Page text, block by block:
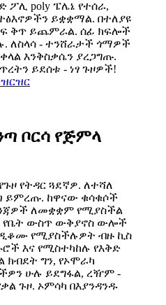
ፖሊ poly ፔሌኔ የተሰራ,
ይቋቋማል. በተለያዩ
ቅጥ ይጨምራል. ሰፊ ክፍሎች
ለስላሳ - ተንሸራታች ጎማዎች
እንቅስቃሴን ያረጋግጡ.
ይደሰቱ - ነፃ ጉዞዎች!
ቦርሳ የጅምላ
የትዳር ጓደኛዎ. ለተሻለ
ይምረጡ. ከዋናው ቁሳቁሶች
ለመቋቋም የሚያስችል
የቤት ውስጥ ውቅያኖስ ውሎች
የሚያስችሉዎት ብዙ ኪስ
እና የሚስተካከሉ የእቅድ
ክብደት ግን, የኦሞራካ
ሁሉ ይደግፋል, ረዥም -
ጉዞ. ኦምሳካ በእያንዳንዱ